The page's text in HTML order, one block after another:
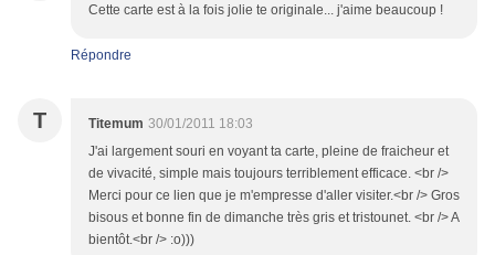
Cette carte est à la fois jolie te originale... j'aime beaucoup !
Répondre
T Titemum 30/01/2011 18:03
J'ai largement souri en voyant ta carte, pleine de fraicheur et
de vivacité, simple mais toujours terriblement efficace. <br />
Merci pour ce lien que je m'empresse d'aller visiter.<br /> Gros
bisous et bonne fin de dimanche très gris et tristounet. <br /> A
bientôt.<br /> :o)))